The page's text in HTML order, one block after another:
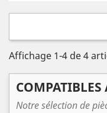
Affichage 1-4 de 4
COMPATIBLES
Notre sélection de